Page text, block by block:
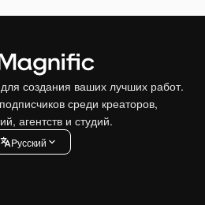
создания ваших лучших работ.
среди креаторов,
агентств и студий.
Pусский